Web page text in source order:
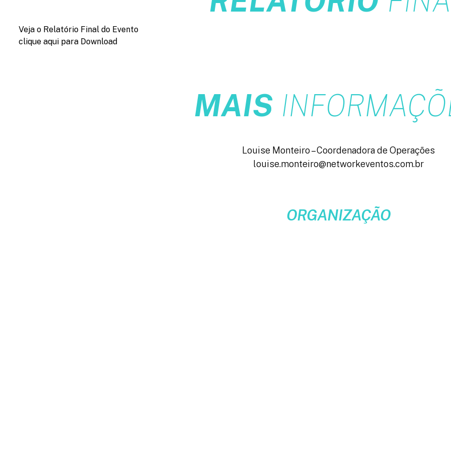
Veja o Relatório Final do Evento
clique aqui para Download
MAIS
Louise Monteiro – Coordenadora de Operações
louise.monteiro@networkeventos.com.br
ORGANIZAÇÃO